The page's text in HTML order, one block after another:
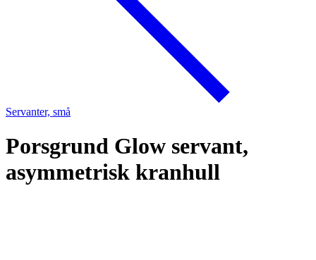
Servanter, små
Porsgrund Glow servant,
asymmetrisk kranhull